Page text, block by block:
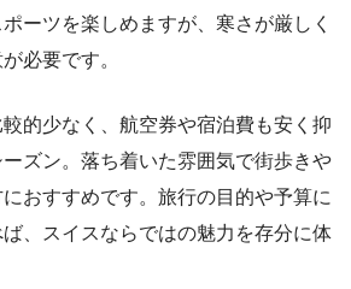
ーツを楽しめますが、寒さが厳しく
必要です。
的少なく、航空券や宿泊費も安く抑
ズン。落ち着いた雰囲気で街歩きや
おすすめです。旅行の目的や予算に
、スイスならではの魅力を存分に体